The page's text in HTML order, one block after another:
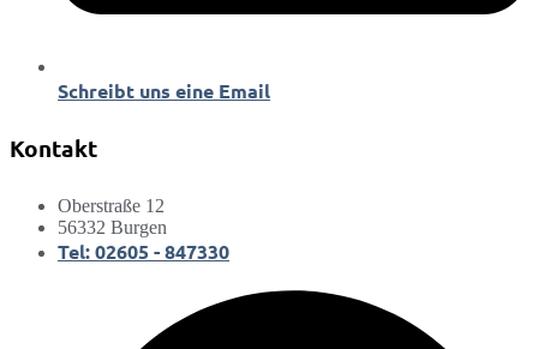
Schreibt uns eine Email
Kontakt
Oberstraße 12
56332 Burgen
Tel: 02605 - 847330